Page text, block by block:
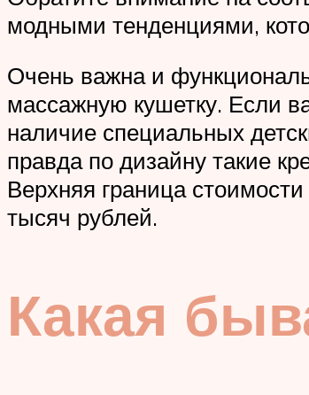
модными тенденциями,
Очень важна и
массажную кушетку. Если
наличие специальных
правда по дизайну такие
Верхняя граница
тысяч рублей.
Какая